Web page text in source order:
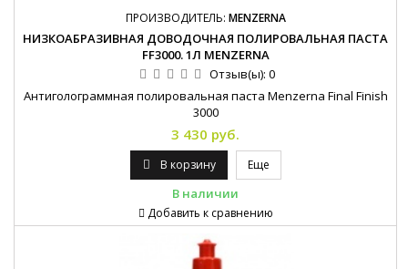
ПРОИЗВОДИТЕЛЬ: MENZERNA
НИЗКОАБРАЗИВНАЯ ДОВОДОЧНАЯ ПОЛИРОВАЛЬНАЯ ПАСТА
FF3000. 1Л MENZERNA
Отзыв(ы): 0
Антиголограммная полировальная паста Menzerna Final Finish
3000
3 430 руб.
В корзину Еще
В наличии
Добавить к сравнению